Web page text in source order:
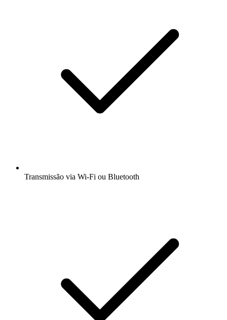
Transmissão via Wi-Fi ou Bluetooth